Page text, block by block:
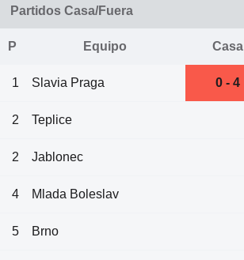
Partidos Casa/Fuera
P Equipo Casa
1 Slavia Praga 0 - 4
2 Teplice
2 Jablonec
4 Mlada Boleslav
5 Brno